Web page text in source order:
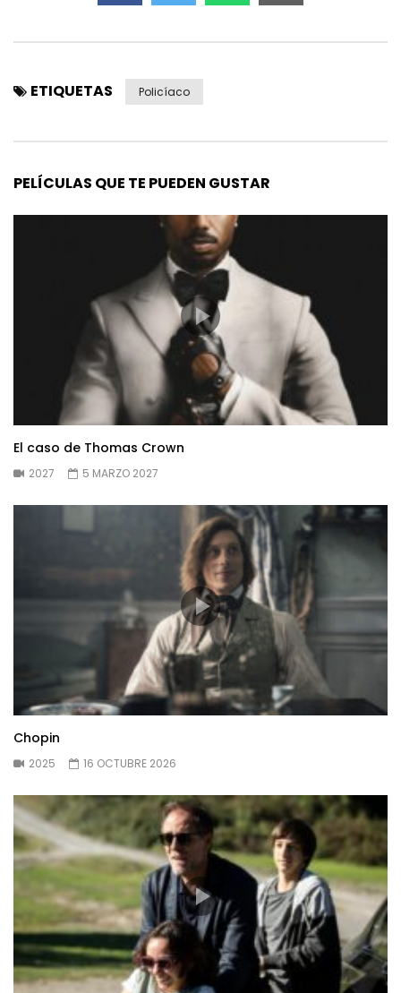
ETIQUETAS Policíaco
PELÍCULAS QUE TE PUEDEN GUSTAR
El caso de Thomas Crown
2027 5 MARZO 2027
Chopin
2025 16 OCTUBRE 2026